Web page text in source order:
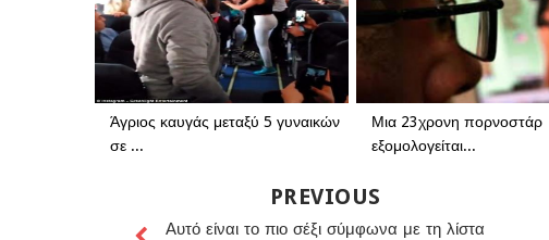
Άγριος καυγάς μεταξύ 5 γυναικών
σε ...
Μια 23χρονη πορνοστάρ
εξομολογείται...
PREVIOUS
Αυτό είναι το πιο σέξι σύμφωνα με τη λίστα